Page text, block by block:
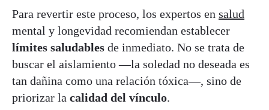
Para revertir este proceso, los expertos en salud
mental y longevidad recomiendan establecer
límites saludables de inmediato. No se trata de
buscar el aislamiento —la soledad no deseada es
tan dañina como una relación tóxica—, sino de
priorizar la calidad del vínculo.